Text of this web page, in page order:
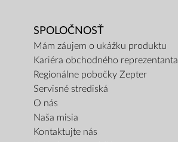
SPOLOČNOSŤ
Mám záujem o ukážku produktu
Kariéra obchodného reprezentanta
Regionálne pobočky Zepter
Servisné strediská
O nás
Naša misia
Kontaktujte nás